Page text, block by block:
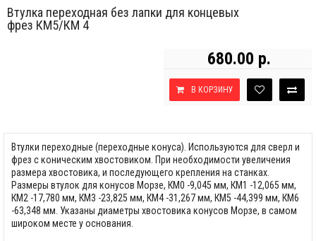
Втулка переходная без лапки для концевых
фрез КМ5/КМ 4
680.00 р.
В КОРЗИНУ
Втулки переходные (переходные конуса). Используются для сверл и
фрез с коническим хвостовиком. При необходимости увеличения
размера хвостовика, и последующего крепления на станках.
Размеры втулок для конусов Морзе, КМ0 -9,045 мм, КМ1 -12,065 мм,
КМ2 -17,780 мм, КМ3 -23,825 мм, КМ4 -31,267 мм, КМ5 -44,399 мм, КМ6
-63,348 мм. Указаны диаметры хвостовика конусов Морзе, в самом
широком месте у основания.